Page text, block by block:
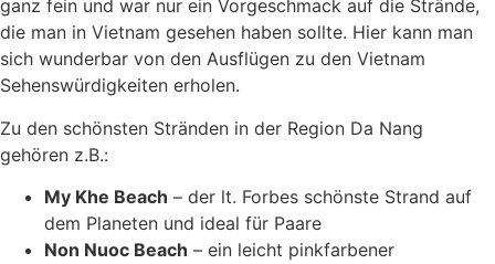
ganz fein und war nur ein Vorgeschmack auf die Strände,
die man in Vietnam gesehen haben sollte. Hier kann man
sich wunderbar von den Ausflügen zu den Vietnam
Sehenswürdigkeiten erholen.
Zu den schönsten Stränden in der Region Da Nang
gehören z.B.:
My Khe Beach – der lt. Forbes schönste Strand auf
dem Planeten und ideal für Paare
Non Nuoc Beach – ein leicht pinkfarbener